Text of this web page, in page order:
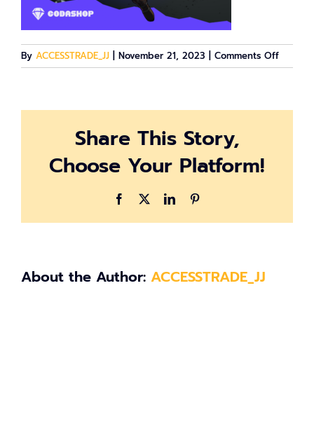
By ACCESSTRADE_JJ November 21, 2023 Comments Offon
Share This Story,
Choose Your Platform!
Facebook LinkedIn
About the Author: ACCESSTRADE_JJ